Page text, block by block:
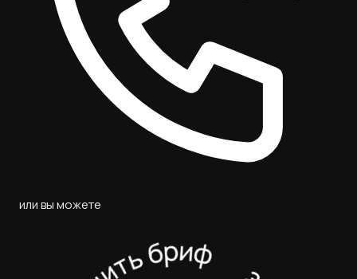
или вы можете